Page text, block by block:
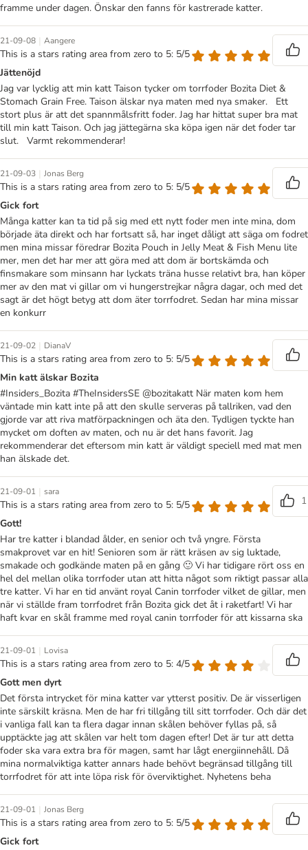
framme under dagen. Önskar den fanns för kastrerade katter.
21-09-08 | Aangere
This is a stars rating area from zero to 5: 5/5
Jättenöjd
Jag var lycklig att min katt Taison tycker om torrfoder Bozita Diet &
Stomach Grain Free. Taison älskar nya maten med nya smaker. Ett
stort plus är att det spannmålsfritt foder. Jag har hittat super bra mat
till min katt Taison. Och jag jättegärna ska köpa igen när det foder tar
slut. Varmt rekommenderar!
21-09-03 | Jonas Berg
This is a stars rating area from zero to 5: 5/5
Gick fort
Många katter kan ta tid på sig med ett nytt foder men inte mina, dom
började äta direkt och har fortsatt så, har inget dåligt att säga om fodret
men mina missar föredrar Bozita Pouch in Jelly Meat & Fish Menu lite
mer, men det har mer att göra med att dom är bortskämda och
finsmakare som minsann har lyckats träna husse relativt bra, han köper
mer av den mat vi gillar om vi hungerstrejkar några dagar, och med det
sagt är det högt betyg att dom äter torrfodret. Sedan har mina missar
en konkurr
21-09-02 | DianaV
This is a stars rating area from zero to 5: 5/5
Min katt älskar Bozita
#Insiders_Bozita #TheInsidersSE @bozitakatt När maten kom hem
väntade min katt inte på att den skulle serveras på tallriken, vad den
gjorde var att riva matförpackningen och äta den. Tydligen tyckte han
mycket om doften av maten, och nu är det hans favorit. Jag
rekommenderar det eftersom min katt är väldigt speciell med mat men
han älskade det.
21-09-01 | sara
This is a stars rating area from zero to 5: 5/5
1
Gott!
Har tre katter i blandad ålder, en senior och två yngre. Första
smakprovet var en hit! Senioren som är rätt kräsen av sig luktade,
smakade och godkände maten på en gång 🙂 Vi har tidigare rört oss en
hel del mellan olika torrfoder utan att hitta något som riktigt passar alla
tre katter. Vi har en tid använt royal Canin torrfoder vilket de gillar, men
när vi ställde fram torrfodret från Bozita gick det åt i raketfart! Vi har
haft kvar en skål framme med royal canin torrfoder för att kissarna ska
21-09-01 | Lovisa
This is a stars rating area from zero to 5: 4/5
Gott men dyrt
Det första intrycket för mina katter var ytterst positiv. De är visserligen
inte särskilt kräsna. Men de har fri tillgång till sitt torrfoder. Och där det
i vanliga fall kan ta flera dagar innan skålen behöver fyllas på, så
upptäckte jag att skålen var helt tom dagen efter! Det är tur att detta
foder ska vara extra bra för magen, samt har lågt energiinnehåll. Då
mina normalviktiga katter annars hade behövt begränsad tillgång till
torrfodret för att inte löpa risk för överviktighet. Nyhetens beha
21-09-01 | Jonas Berg
This is a stars rating area from zero to 5: 5/5
Gick fort